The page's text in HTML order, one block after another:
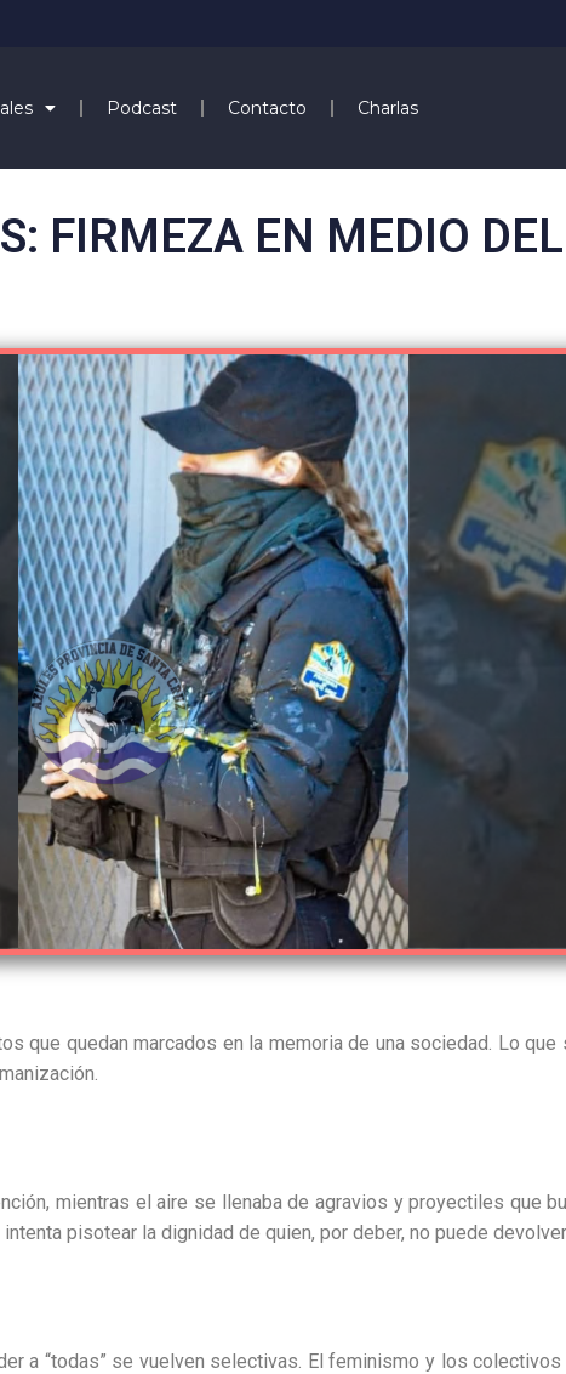
Podcast Contacto Charlas
FIRMEZA EN MEDIO
que quedan marcados en la memoria de una sociedad. Lo
mientras el aire se llenaba de agravios y proyectiles que
pisotear la dignidad de quien, por deber, no puede
a “todas” se vuelven selectivas. El feminismo y los